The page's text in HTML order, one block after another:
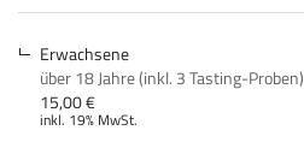
bis
Erwachsene
über 18 Jahre (inkl. 3 Tasting-Proben)
15,00 €
inkl. 19% MwSt.